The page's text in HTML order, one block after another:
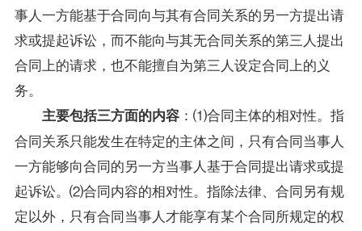
事人一方能基于合同向与其有合同关系的另一方提出请
求或提起诉讼，而不能向与其无合同关系的第三人提出
合同上的请求，也不能擅自为第三人设定合同上的义
务。
主要包括三方面的内容：⑴合同主体的相对性。指
合同关系只能发生在特定的主体之间，只有合同当事人
一方能够向合同的另一方当事人基于合同提出请求或提
起诉讼。⑵合同内容的相对性。指除法律、合同另有规
定以外，只有合同当事人才能享有某个合同所规定的权